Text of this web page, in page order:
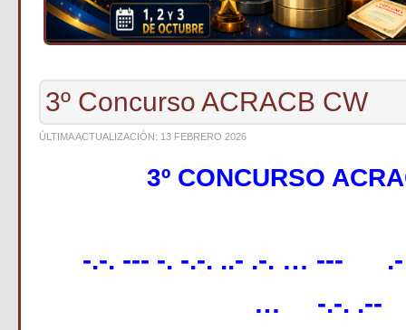
3º Concurso ACRACB CW
ÚLTIMA ACTUALIZACIÓN: 13 FEBRERO 2026
3º CONCURSO
-.-. --- -. -.-. ..- .-. … --- .-
… -.-. .--